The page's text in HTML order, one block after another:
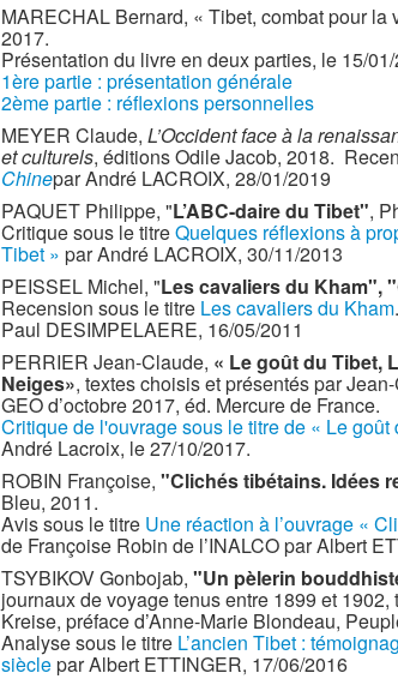
MARECHAL Bernard, « Tibet, combat pour
2017.
Présentation du livre en deux parties, le 15/
1ère partie : présentation générale
2ème partie : réflexions personnelles
MEYER Claude, L’Occident face à la
et culturels, éditions Odile Jacob, 2018.
Chinepar André LACROIX, 28/01/2019
PAQUET Philippe, "L’ABC-daire du Tibet",
Critique sous le titreQuelques réflexions à
Tibet » par André LACROIX, 30/11/2013
PEISSEL Michel, "Les cavaliers du Kham",
Recension sous le titre Les cavaliers du Kham
Paul DESIMPELAERE, 16/05/2011
PERRIER Jean-Claude, « Le goût du Tibet,
Neiges», textes choisis et présentés par
GEO d’octobre 2017, éd. Mercure de France.
Critique de l'ouvrage sous le titre de « Le
André Lacroix, le 27/10/2017.
ROBIN Françoise, "Clichés tibétains. Idées
Bleu, 2011.
Avis sous le titre Une réaction à l’ouvrage «
de Françoise Robin de l’INALCO par Albert
TSYBIKOV Gonbojab, "Un pèlerin
journaux de voyage tenus entre 1899 et
Kreise, préface d’Anne-Marie Blondeau,
Analyse sous le titre L’ancien Tibet :
sièclepar Albert ETTINGER, 17/06/2016